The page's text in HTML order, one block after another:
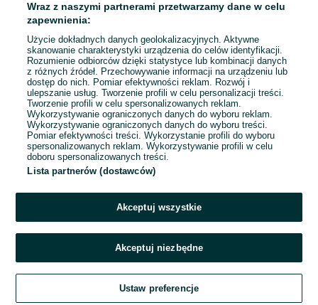
Odpowiednie doświadczenie zawodowe
System wynagrodzeń: Podstawa + prowizja
Samochód służbowy: Tak
05 sierpnia 2026
Zadzwoń / SMS
Wraz z naszymi partnerami przetwarzamy dane w celu
zapewnienia:
Użycie dokładnych danych geolokalizacyjnych. Aktywne
skanowanie charakterystyki urządzenia do celów identyfikacji.
Rozumienie odbiorców dzięki statystyce lub kombinacji danych
z różnych źródeł. Przechowywanie informacji na urządzeniu lub
dostęp do nich. Pomiar efektywności reklam. Rozwój i
ulepszanie usług. Tworzenie profili w celu personalizacji treści.
Tworzenie profili w celu spersonalizowanych reklam.
Wykorzystywanie ograniczonych danych do wyboru reklam.
Wykorzystywanie ograniczonych danych do wyboru treści.
Pomiar efektywności treści. Wykorzystanie profili do wyboru
spersonalizowanych reklam. Wykorzystywanie profili w celu
doboru spersonalizowanych treści.
Lista partnerów (dostawców)
Akceptuj wszystkie
Akceptuj niezbędne
Ustaw preferencje